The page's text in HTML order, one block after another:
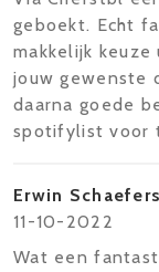
geboekt. Echt
makkelijk
jouw gewenste
daarna goede
spotifylist voor
Erwin Schaefers
11-10-2022
Wat een